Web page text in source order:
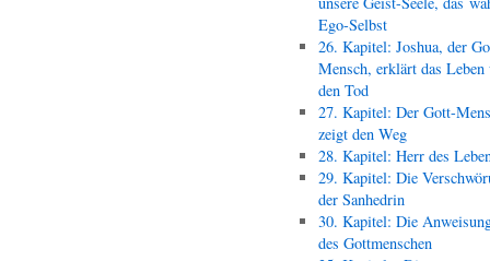
Ego-Selbst
26. Kapitel: Joshua, der
Mensch, erklärt das Leben
den Tod
27. Kapitel: Der Gott-
zeigt den Weg
28. Kapitel: Herr des
29. Kapitel: Die
der Sanhedrin
30. Kapitel: Die
des Gottmenschen